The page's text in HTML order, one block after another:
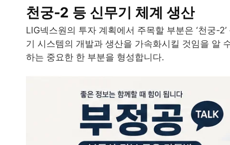
천궁-2 등 신무기 체계 생산
LIG넥스원의 투자 계획에서 주목할 부분은 ‘천궁-
기 시스템의 개발과 생산을 가속화시킬 것임을 알
하는 중요한 한 부분을 형성합니다.